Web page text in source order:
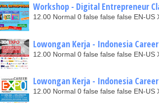
Workshop - Digital Entrepreneur
12.00 Normal 0 false false false EN-US
Lowongan Kerja - Indonesia
12.00 Normal 0 false false false EN-US
Lowongan Kerja - Indonesia
12.00 Normal 0 false false false EN-US